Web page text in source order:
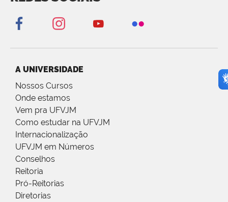
A UNIVERSIDADE
Nossos Cursos
Onde estamos
Vem pra UFVJM
Como estudar na UFVJM
Internacionalização
UFVJM em Números
Conselhos
Reitoria
Pró-Reitorias
Diretorias